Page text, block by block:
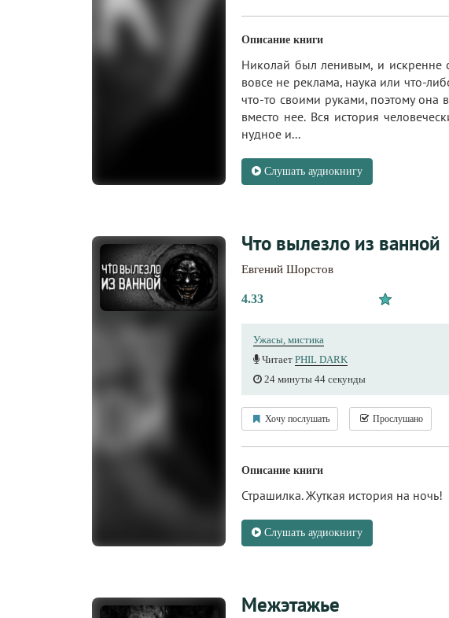
Описание книги
Николай был ленивым, и искренне
вовсе не реклама, наука или что-
что-то своими руками, поэтому она
вместо нее. Вся история
нудное и...
Слушать аудиокнигу
Что вылезло из ванной
Евгений Шорстов
4.33
Ужасы, мистика
Читает PHIL DARK
24 минуты 44 секунды
Хочу послушать Прослушано
Описание книги
Страшилка. Жуткая история на ночь!
Слушать аудиокнигу
Межэтажье